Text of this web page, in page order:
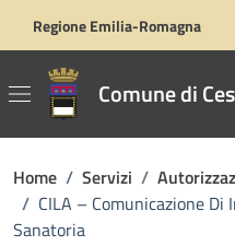
Regione Emilia-Romagna
Comune di
Home / Servizi /
/ CILA – Comunicazione
Sanatoria